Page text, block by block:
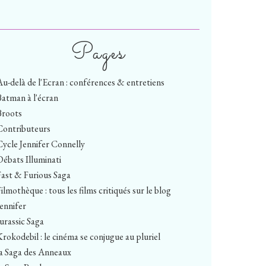
Pages
delà de l'Ecran : conférences & entretiens
à l'écran
Jennifer Connelly
Illuminati
& Furious Saga
: tous les films critiqués sur le blog
Saga
: le cinéma se conjugue au pluriel
Saga des Anneaux